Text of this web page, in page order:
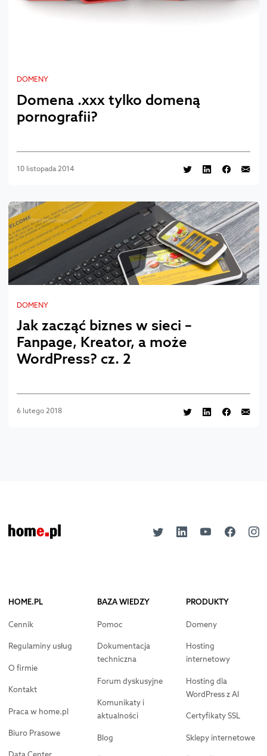
DOMENY
Domena .xxx tylko domeną
pornografii?
10 listopada 2014
DOMENY
Jak zacząć biznes w sieci –
Fanpage, Kreator, a może
WordPress? cz. 2
6 lutego 2018
HOME.PL
Cennik
Regulaminy usług
O firmie
Kontakt
Praca w home.pl
Biuro Prasowe
BAZA WIEDZY
Pomoc
Dokumentacja
techniczna
Forum dyskusyjne
Komunikaty i
aktualności
Blog
PRODUKTY
Domeny
Hosting
internetowy
Hosting dla
WordPress z AI
Certyfikaty SSL
Sklepy internetowe